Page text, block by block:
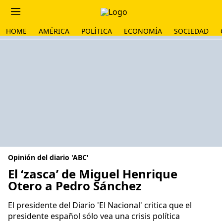
HOME AMÉRICA POLÍTICA ECONOMÍA SOCIEDAD
Opinión del diario 'ABC'
El ‘zasca’ de Miguel Henrique
Otero a Pedro Sánchez
El presidente del Diario 'El Nacional' critica que el
presidente español sólo vea una crisis política